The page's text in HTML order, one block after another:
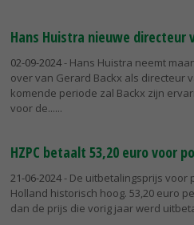
Hans Huistra nieuwe directeur
02-09-2024- Hans Huistra neemt
over van Gerard Backx als directeur
komende periode zal Backx zijn
voor de...
HZPC betaalt 53,20 euro voor
21-06-2024- De uitbetalingsprijs voor
Holland historisch hoog. 53,20 euro
dan de prijs die vorig jaar werd